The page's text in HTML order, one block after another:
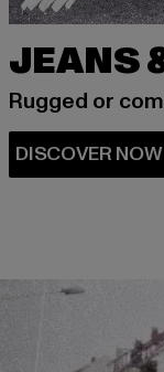
JEANS
Rugged or
DISCOVER NOW